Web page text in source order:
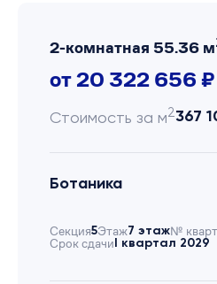
2-комнатная 55.36 м
от 20 322 656 ₽
Стоимость за м2367
Ботаника
Секция5Этаж7 этаж№
Срок сдачиI квартал 2029